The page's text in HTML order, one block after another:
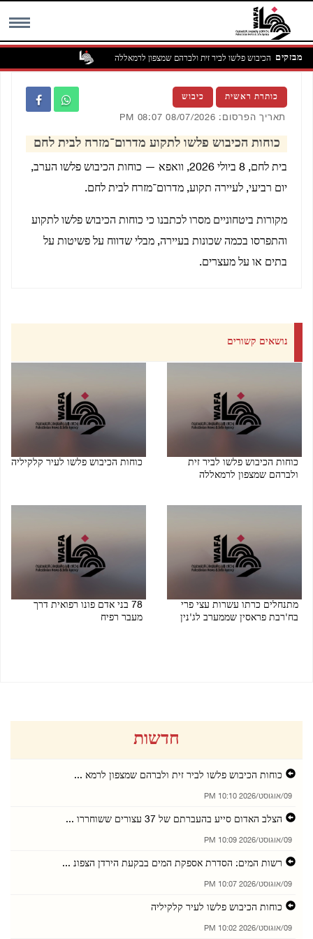
מבזקים
כוחות הכיבוש פלשו לביר זית ולברהם שמצפון לרמאללה
כותרת ראשית כיבוש
תאריך הפרסום: 08/07/2026 08:07 PM
כוחות הכיבוש פלשו לתקוע מדרום־מזרח לבית לחם
בית לחם, 8 ביולי 2026, וואפא — כוחות הכיבוש פלשו הערב,
יום רביעי, לעיירה תקוע, מדרום־מזרח לבית לחם.
מקורות ביטחוניים מסרו לכתבנו כי כוחות הכיבוש פלשו לתקוע
והתפרסו בכמה שכונות בעיירה, מבלי שדווח על פשיטות על
בתים או על מעצרים.
נושאים קשורים
כוחות הכיבוש פלשו לביר זית
ולברהם שמצפון לרמאללה
כוחות הכיבוש פלשו לעיר קלקיליה
מתנחלים כרתו עשרות עצי פרי
בח'רבת פראסין שממערב לג'נין
78 בני אדם פונו רפואית דרך
מעבר רפיח
חדשות
כוחות הכיבוש פלשו לביר זית ולברהם שמצפון לרמא ...
09/אוגוסט/2026 10:10 PM
הצלב האדום סייע בהעברתם של 37 עצורים ששוחררו ...
09/אוגוסט/2026 10:09 PM
רשות המים: הסדרת אספקת המים בבקעת הירדן הצפונ ...
09/אוגוסט/2026 10:07 PM
כוחות הכיבוש פלשו לעיר קלקיליה
09/אוגוסט/2026 10:02 PM